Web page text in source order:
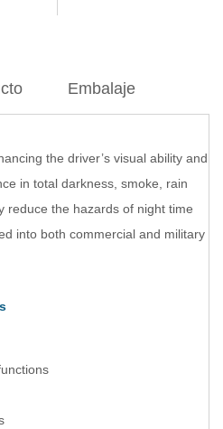
Embalaje
the driver’s visual ability and
in total darkness, smoke, rain
reduce the hazards of night time
into both commercial and military